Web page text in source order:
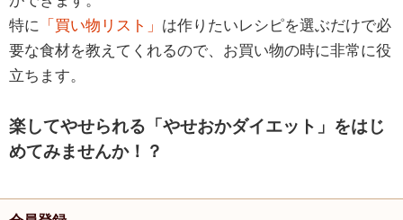
特に 「買い物リスト」 は作りたいレシピを選ぶだけで必
要な食材を教えてくれるので、お買い物の時に非常に役
立ちます。
楽してやせられる「やせおかダイエット」をはじ
めてみませんか！？